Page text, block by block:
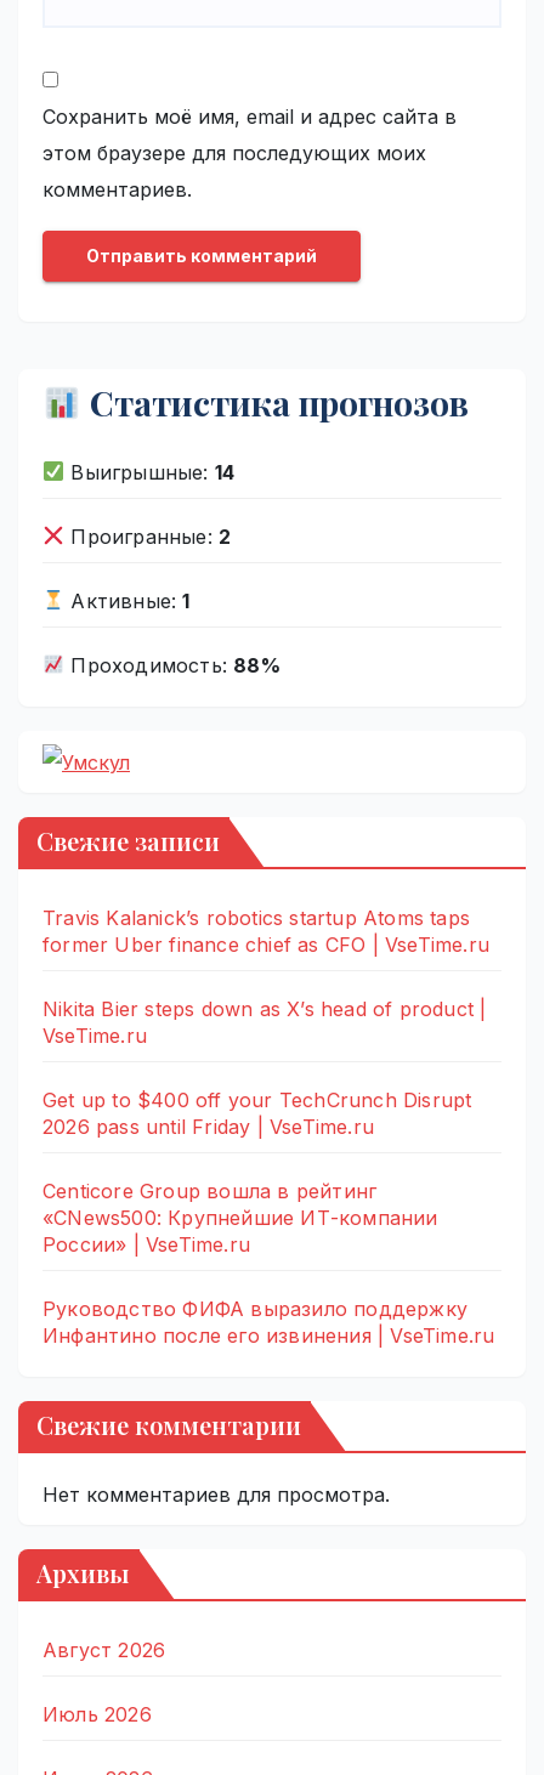
Сохранить моё имя, email и адрес сайта в
этом браузере для последующих моих
комментариев.
Статистика прогнозов
Выигрышные: 14
Проигранные: 2
Активные:1
Проходимость: 88%
Свежие записи
Travis Kalanick’s robotics startup Atoms taps
former Uber finance chief as CFO | VseTime.ru
Nikita Bier steps down as X’s head of product |
VseTime.ru
Get up to $400 off your TechCrunch Disrupt
2026 pass until Friday | VseTime.ru
Centicore Group вошла в рейтинг
«CNews500: Крупнейшие ИТ-компании
России» | VseTime.ru
Руководство ФИФА выразило поддержку
Инфантино после его извинения | VseTime.ru
Свежие комментарии
Нет комментариев для просмотра.
Архивы
Август 2026
Июль 2026